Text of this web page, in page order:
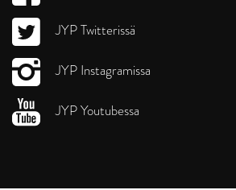
JYP Twitterissä
JYP Instagramissa
JYP Youtubessa